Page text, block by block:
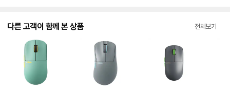
다른 고객이 함께 본 상품 전체보기